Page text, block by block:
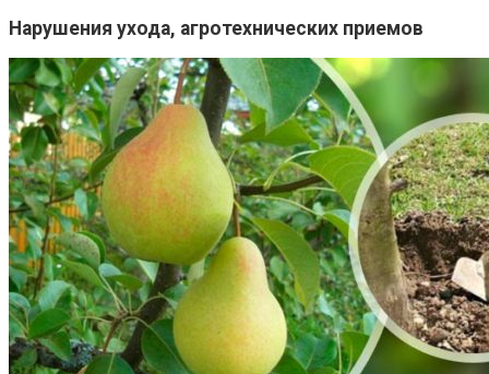
Нарушения ухода, агротехнических приемов